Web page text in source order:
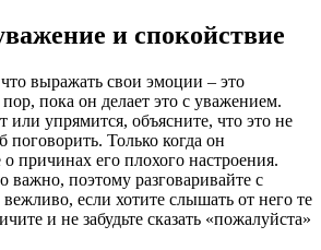
и спокойствие
выражать свои эмоции – это
пока он делает это с уважением.
или упрямится, объясните, что это не
Только когда он
о причинах его плохого настроения.
важно, поэтому разговаривайте с
если хотите слышать от него те
и не забудьте сказать «пожалуйста»